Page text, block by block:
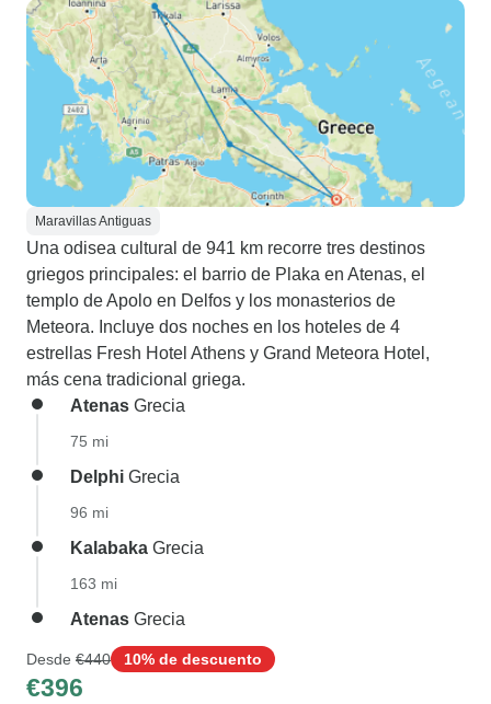
Maravillas Antiguas
Una odisea cultural de 941 km recorre tres destinos
griegos principales: el barrio de Plaka en Atenas, el
templo de Apolo en Delfos y los monasterios de
Meteora. Incluye dos noches en los hoteles de 4
estrellas Fresh Hotel Athens y Grand Meteora Hotel,
más cena tradicional griega.
Atenas Grecia
75 mi
Delphi Grecia
96 mi
Kalabaka Grecia
163 mi
Atenas Grecia
Desde €440 10% de descuento
€396